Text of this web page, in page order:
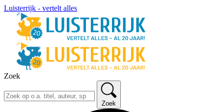
Luisterrijk - vertelt alles
Zoek
Zoek